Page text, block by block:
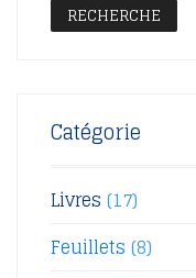
RECHERCHE
Catégorie
Livres (17)
Feuillets (8)